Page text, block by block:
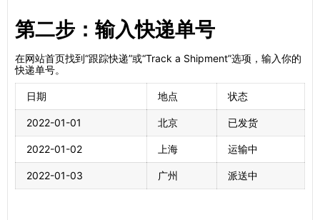
第二步：输入快递单号
在网站首页找到“跟踪快递”或“Track a Shipment”选项，输入你的
快递单号。
日期 地点 状态
2022-01-01 北京 已发货
2022-01-02 上海 运输中
2022-01-03 广州 派送中